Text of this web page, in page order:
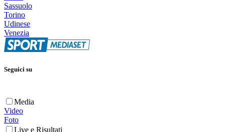
Sassuolo
Torino
Udinese
Venezia
Seguici su
Media
Video
Foto
Live e Risultati